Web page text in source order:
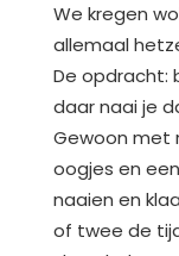
We kregen
allemaal
De opdracht:
daar naai je
Gewoon met
oogjes en
naaien en
of twee de